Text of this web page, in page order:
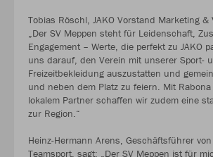
Tobias Röschl, JAKO Vorstand Marketing &
„Der SV Meppen steht für Leidenschaft,
Engagement – Werte, die perfekt zu JAKO
uns darauf, den Verein mit unserer Sport-
Freizeitbekleidung auszustatten und
und neben dem Platz zu feiern. Mit Rabona
lokalem Partner schaffen wir zudem eine
zur Region.“
Heinz-Hermann Arens, Geschäftsführer
Teamsport, sagt: „Der SV Meppen ist für